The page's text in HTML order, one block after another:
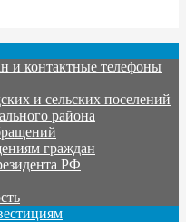
и контактные телефоны
и сельских поселений
района
граждан
РФ